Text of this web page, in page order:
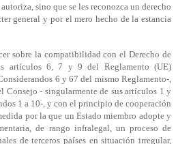
sino que se les reconozca un derecho
general y por el mero hecho de la estancia
sobre la compatibilidad con el Derecho de
artículos 6, 7 y 9 del Reglamento (UE)
6 y 67 del mismo Reglamento-,
Consejo - singularmente de sus artículos 1 y
1 a 10-, y con el principio de cooperación
por la que un Estado miembro adopte y
de rango infralegal, un proceso de
de terceros países en situación irregular,